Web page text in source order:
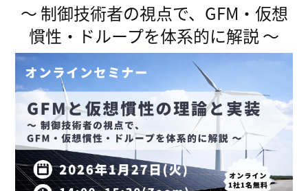
～ 制御技術者の視点で、GFM・仮想
慣性・ドループを体系的に解説 ～